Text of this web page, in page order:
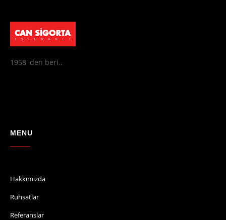
1958' den beri..
MENU
Hakkımızda
Ruhsatlar
Referanslar